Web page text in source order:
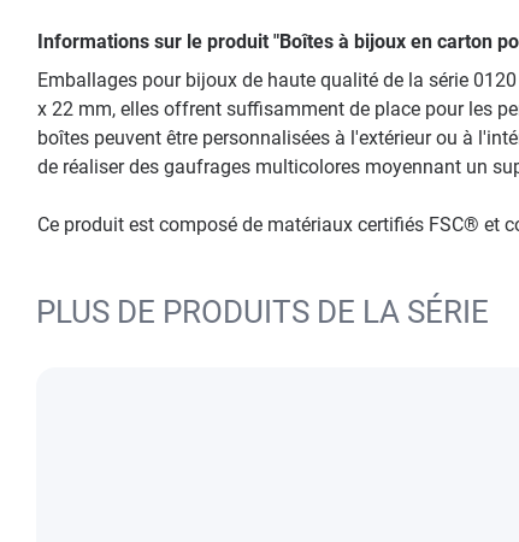
Informations sur le produit "Boîtes à bijoux en carton
Emballages pour bijoux de haute qualité de la série
x 22 mm, elles offrent suffisamment de place pour les
boîtes peuvent être personnalisées à l'extérieur ou à
de réaliser des gaufrages multicolores moyennant un
Ce produit est composé de matériaux certifiés FSC® et
PLUS DE PRODUITS DE LA SÉRIE